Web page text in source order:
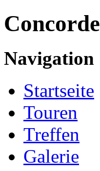
Concorde
Navigation
Startseite
Touren
Treffen
Galerie